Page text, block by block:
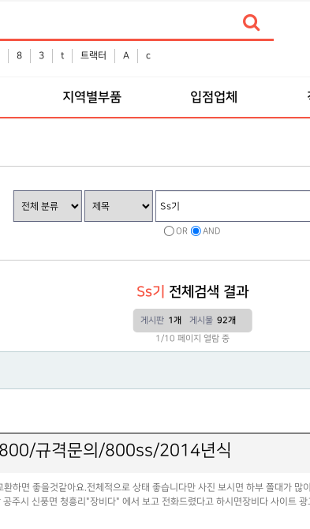
8 3 t 트랙터 A c
지역별부품 입점업체
OR AND
Ss기 전체검색 결과
게시판 1개 게시물 92개
1/10 페이지 열람 중
규격문의/800ss/2014년식
하면 좋을것같아요.전체적으로 상태 좋습니다만 사진 보시면 하부 쫄대가
시 신풍면 청흥리"장비다" 에서 보고 전화드렸다고 하시면장비다 사이트